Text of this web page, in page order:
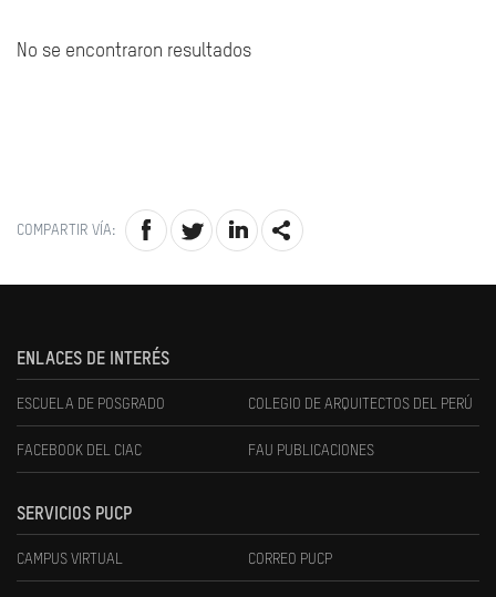
No se encontraron resultados
COMPARTIR VÍA:
ENLACES DE INTERÉS
ESCUELA DE POSGRADO COLEGIO DE ARQUITECTOS DEL PERÚ
FACEBOOK DEL CIAC FAU PUBLICACIONES
SERVICIOS PUCP
CAMPUS VIRTUAL CORREO PUCP